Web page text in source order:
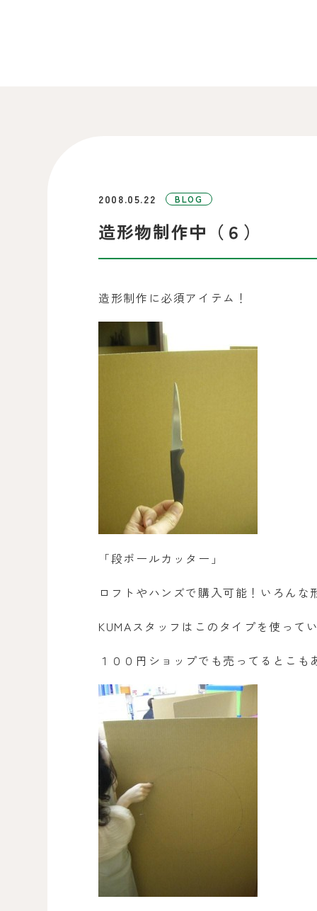
2008.05.22 BLOG
造形物制作中（６）
造形制作に必須アイテム！
「段ボールカッター」
ロフトやハンズで購入可能！いろんな
KUMAスタッフはこのタイプを使ってい
１００円ショップでも売ってるとこも